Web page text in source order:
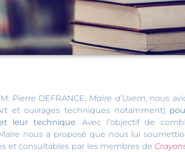
Pierre DEFRANCE, Maire d’Uxem, nous
et ouvrages techniques notamment)
et leur technique. Avec l’objectif de
nous a proposé que nous lui
et consultables par les membres de